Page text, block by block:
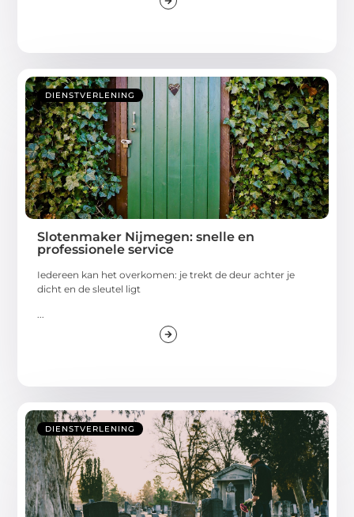
DIENSTVERLENING
Slotenmaker Nijmegen: snelle en
professionele service
Iedereen kan het overkomen: je trekt de deur achter je
dicht en de sleutel ligt
...
DIENSTVERLENING